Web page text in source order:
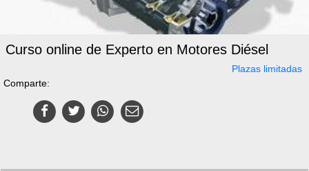
Curso online de Experto en Motores Diésel
Plazas limitadas
Comparte: